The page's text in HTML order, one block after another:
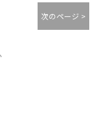
次のページ >